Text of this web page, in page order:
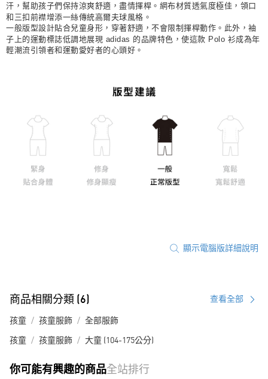
汗，幫助孩子們保持涼爽舒適，盡情揮桿。網布材質透氣度極佳，領口
和三扣前襟增添一絲傳統高爾夫球風格。
一般版型設計貼合兒童身形，穿著舒適，不會限制揮桿動作。此外，袖
子上的運動標誌低調地展現 adidas 的品牌特色，使這款 Polo 衫成為年
輕潮流引領者和運動愛好者的心頭好。
顯示電腦版詳細說明
商品相關分類 (6) 查看全部
孩童 孩童服飾 全部服飾
孩童 孩童服飾 大童 (104-175公分)
你可能有興趣的商品全站排行